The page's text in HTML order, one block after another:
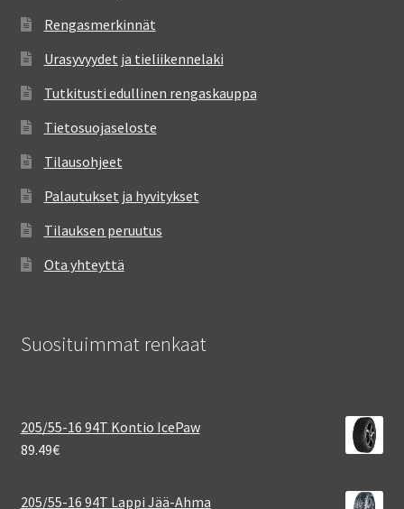
Rengasmerkinnät
Urasyvyydet ja tieliikennelaki
Tutkitusti edullinen rengaskauppa
Tietosuojaseloste
Tilausohjeet
Palautukset ja hyvitykset
Tilauksen peruutus
Ota yhteyttä
Suosituimmat renkaat
205/55-16 94T Kontio IcePaw
89.49€
205/55-16 94T Lappi Jää-Ahma